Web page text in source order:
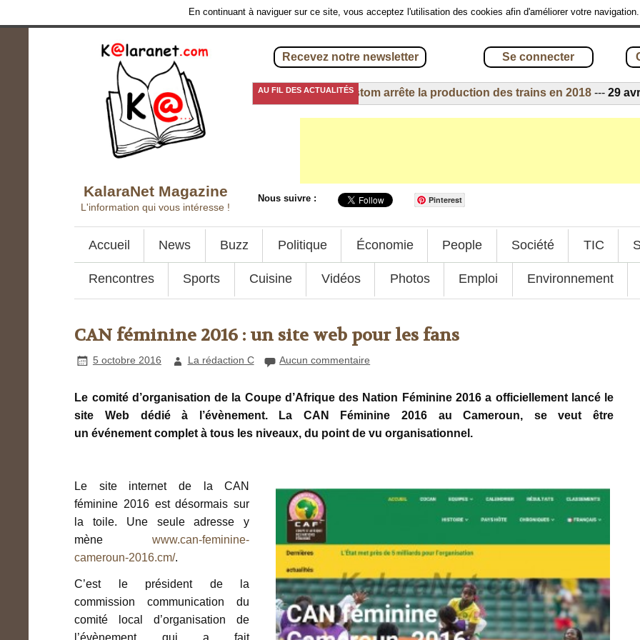
En continuant à naviguer sur ce site, vous acceptez l'utilisation des cookies afin d'améliorer votre
KalaraNet Magazine
L'information qui vous intéresse !
Recevez notre newsletter Se connecter
AU FIL DES ACTUALITÉS
8 septembre 2016-Alstom arrête la production des trains en 2018---29 avril
Nous suivre : Pinterest
Accueil News Buzz Politique Économie People Société TIC
Rencontres Sports Cuisine Vidéos Photos Emploi Environnement
CAN féminine 2016 : un site web pour les fans
5 octobre 2016 La rédaction C Aucun commentaire
Le comité d’organisation de la Coupe d’Afrique des Nation Féminine 2016 a officiellement lancé le
site Web dédié à l’évènement. La CAN Féminine 2016 au Cameroun, se veut être
un événement complet à tous les niveaux, du point de vu organisationnel.
Le site internet de la CAN
féminine 2016 est désormais sur
la toile. Une seule adresse y
mènewww.can-feminine-
cameroun-2016.cm/.
C’est le président de la
commission communication du
comité local d’organisation de
l’évènement qui a fait